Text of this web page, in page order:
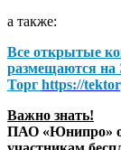
а также:
Все открытые
размещаются на
Торг https://
Важно знать!
ПАО «Юнипро»